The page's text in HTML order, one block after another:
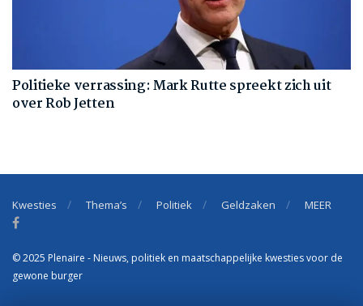
Politieke verrassing: Mark Rutte spreekt zich uit
over Rob Jetten
Kwesties Thema’s Politiek Geldzaken MEER
© 2025 Plenaire - Nieuws, politiek en maatschappelijke kwesties voor de
gewone burger